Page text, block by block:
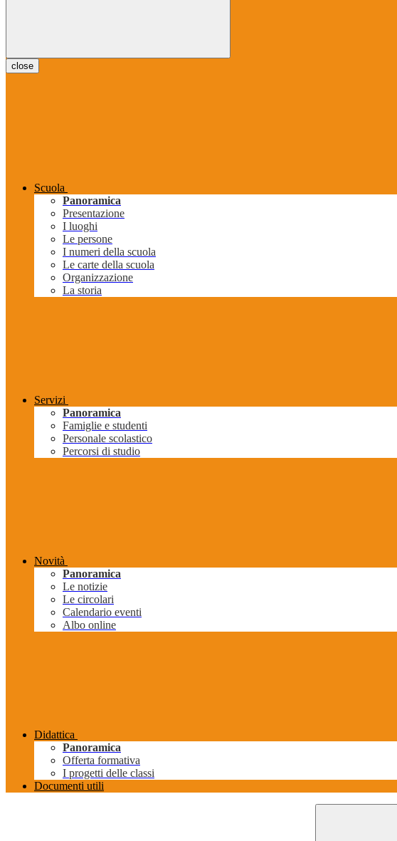
close
Scuola
Panoramica
Presentazione
I luoghi
Le persone
I numeri della scuola
Le carte della scuola
Organizzazione
La storia
Servizi
Panoramica
Famiglie e studenti
Personale scolastico
Percorsi di studio
Novità
Panoramica
Le notizie
Le circolari
Calendario eventi
Albo online
Didattica
Panoramica
Offerta formativa
I progetti delle classi
Documenti utili